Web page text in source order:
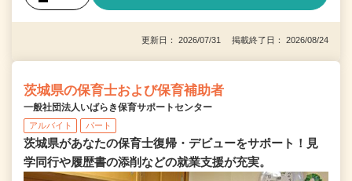
更新日： 2026/07/31 掲載終了日： 2026/08/24
茨城県の保育士および保育補助者
一般社団法人いばらき保育サポートセンター
アルバイト パート
茨城県があなたの保育士復帰・デビューをサポート！見
学同行や履歴書の添削などの就業支援が充実。